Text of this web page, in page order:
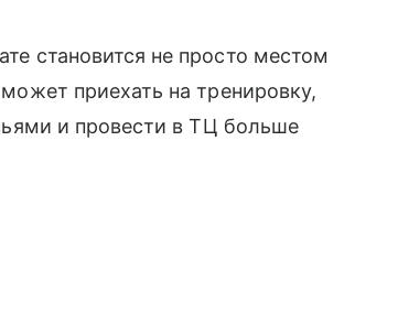
становится не просто местом
приехать на тренировку,
и провести в ТЦ больше